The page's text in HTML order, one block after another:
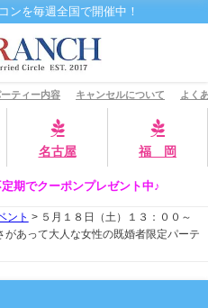
ンを毎週全国で開催中！
ティー内容 キャンセルについて よく
名古屋 福 岡
期でクーポンプレゼント中♪
ント > ５月１８日（土）１３：００～
があって大人な女性の既婚者限定パーテ